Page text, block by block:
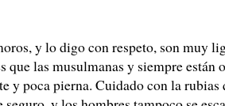
y lo digo con respeto, son muy
que las musulmanas y siempre están
y poca pierna. Cuidado con la rubias